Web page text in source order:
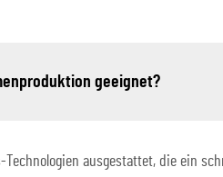
geeignet?
ausgestattet, die ein